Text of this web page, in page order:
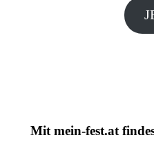
Mitmein-fest.at